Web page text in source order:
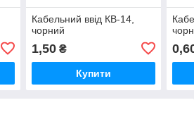
Кабельний ввід КВ-14,
чорний
1,50₴
Купити